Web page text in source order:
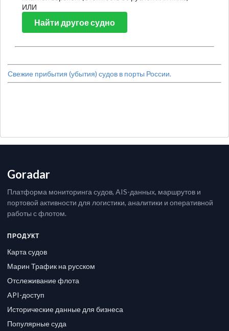
ИЛИ
Найти другое судно
Свежие прибытия (убытия) судов в порты России.
Goradar
Платформа мониторинга судов, AIS-данных, маршрутов и
портовой активности для логистики, аналитики и оперативной
работы с флотом.
ПРОДУКТ
Карта судов
Марин Трафик на русском
Отслеживание флота
API-доступ
Исторические данные для бизнеса
Популярные суда